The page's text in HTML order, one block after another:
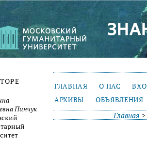
Пинчук
ГЛАВНАЯ О НАС
АРХИВЫ
ОБЪЯВЛЕНИЯ
Главная >